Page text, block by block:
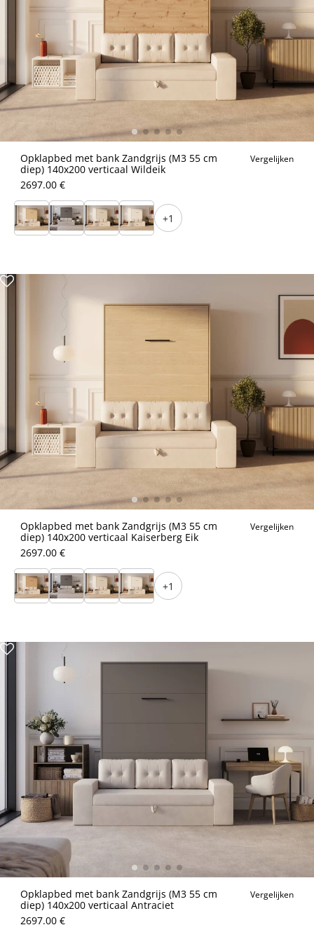
Opklapbed met bank Zandgrijs (M3 55 cm
diep) 140x200 verticaal Wildeik
Vergelijken
2697.00 €
+1
Opklapbed met bank Zandgrijs (M3 55 cm
diep) 140x200 verticaal Kaiserberg Eik
Vergelijken
2697.00 €
+1
Opklapbed met bank Zandgrijs (M3 55 cm
diep) 140x200 verticaal Antraciet
Vergelijken
2697.00 €